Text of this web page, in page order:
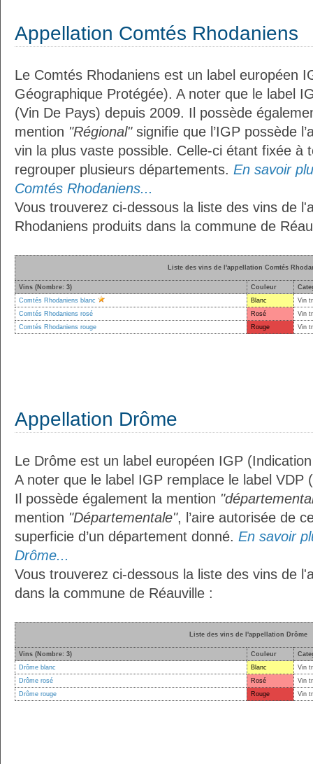
Appellation Comtés Rhodaniens
Le Comtés Rhodaniens est un label européen
Géographique Protégée). A noter que le label
(Vin De Pays) depuis 2009. Il possède
mention "Régional"signifie que l’IGP possède
vin la plus vaste possible. Celle-ci étant fixée à
regrouper plusieurs départements. En savoir
Comtés Rhodaniens...
Vous trouverez ci-dessous la liste des vins de
Rhodaniens produits dans la commune de
Liste des vins de l'appellation Comtés
Vins (Nombre: 3) Couleur
Comtés Rhodaniens blanc
Blanc
Vin
Comtés Rhodaniens rosé
Rosé
Vin
Comtés Rhodaniens rouge
Rouge Vin
Appellation Drôme
Le Drôme est un label européen IGP
A noter que le label IGP remplace le label VDP
Il possède également la mention
mention "Départementale", l’aire autorisée de
superficie d’un département donné. En savoir
Drôme...
Vous trouverez ci-dessous la liste des vins de
dans la commune de Réauville :
Liste des vins de l'appellation Drôme
Vins (Nombre: 3) Couleur
Drôme blanc
Blanc
Vin
Drôme rosé
Rosé
Vin
Drôme rouge
Rouge Vin